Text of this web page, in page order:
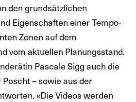
den grundsätzlichen
Eigenschaften einer Tempo-
Zonen auf dem
vom aktuellen Planungsstand.
Pascale Sigg auch die
– sowie aus der
«Die Videos werden